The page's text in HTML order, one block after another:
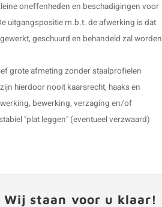
oneffenheden en beschadigingen voor
uitgangspositie m.b.t. de afwerking is dat
geschuurd en behandeld zal worden
grote afmeting zonder staalprofielen
hierdoor nooit kaarsrecht, haaks en
bewerking, verzaging en/of
"plat leggen" (eventueel verzwaard)
Wij staan voor u klaar!